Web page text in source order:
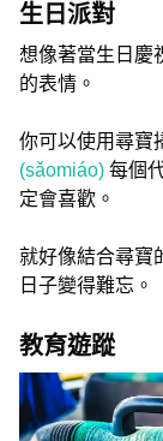
生日派對
想像著當生日慶
的表情。
你可以使用尋寶
(sǎomiáo) 每個
定會喜歡。
就好像結合尋寶
日子變得難忘。
教育遊蹤